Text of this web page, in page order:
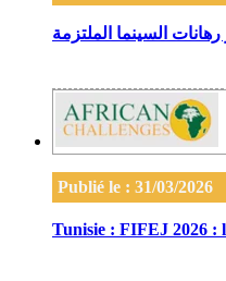
السينما الملتزمة
Publié le : 31/03/2026
Tunisie : FIFEJ 2026 :